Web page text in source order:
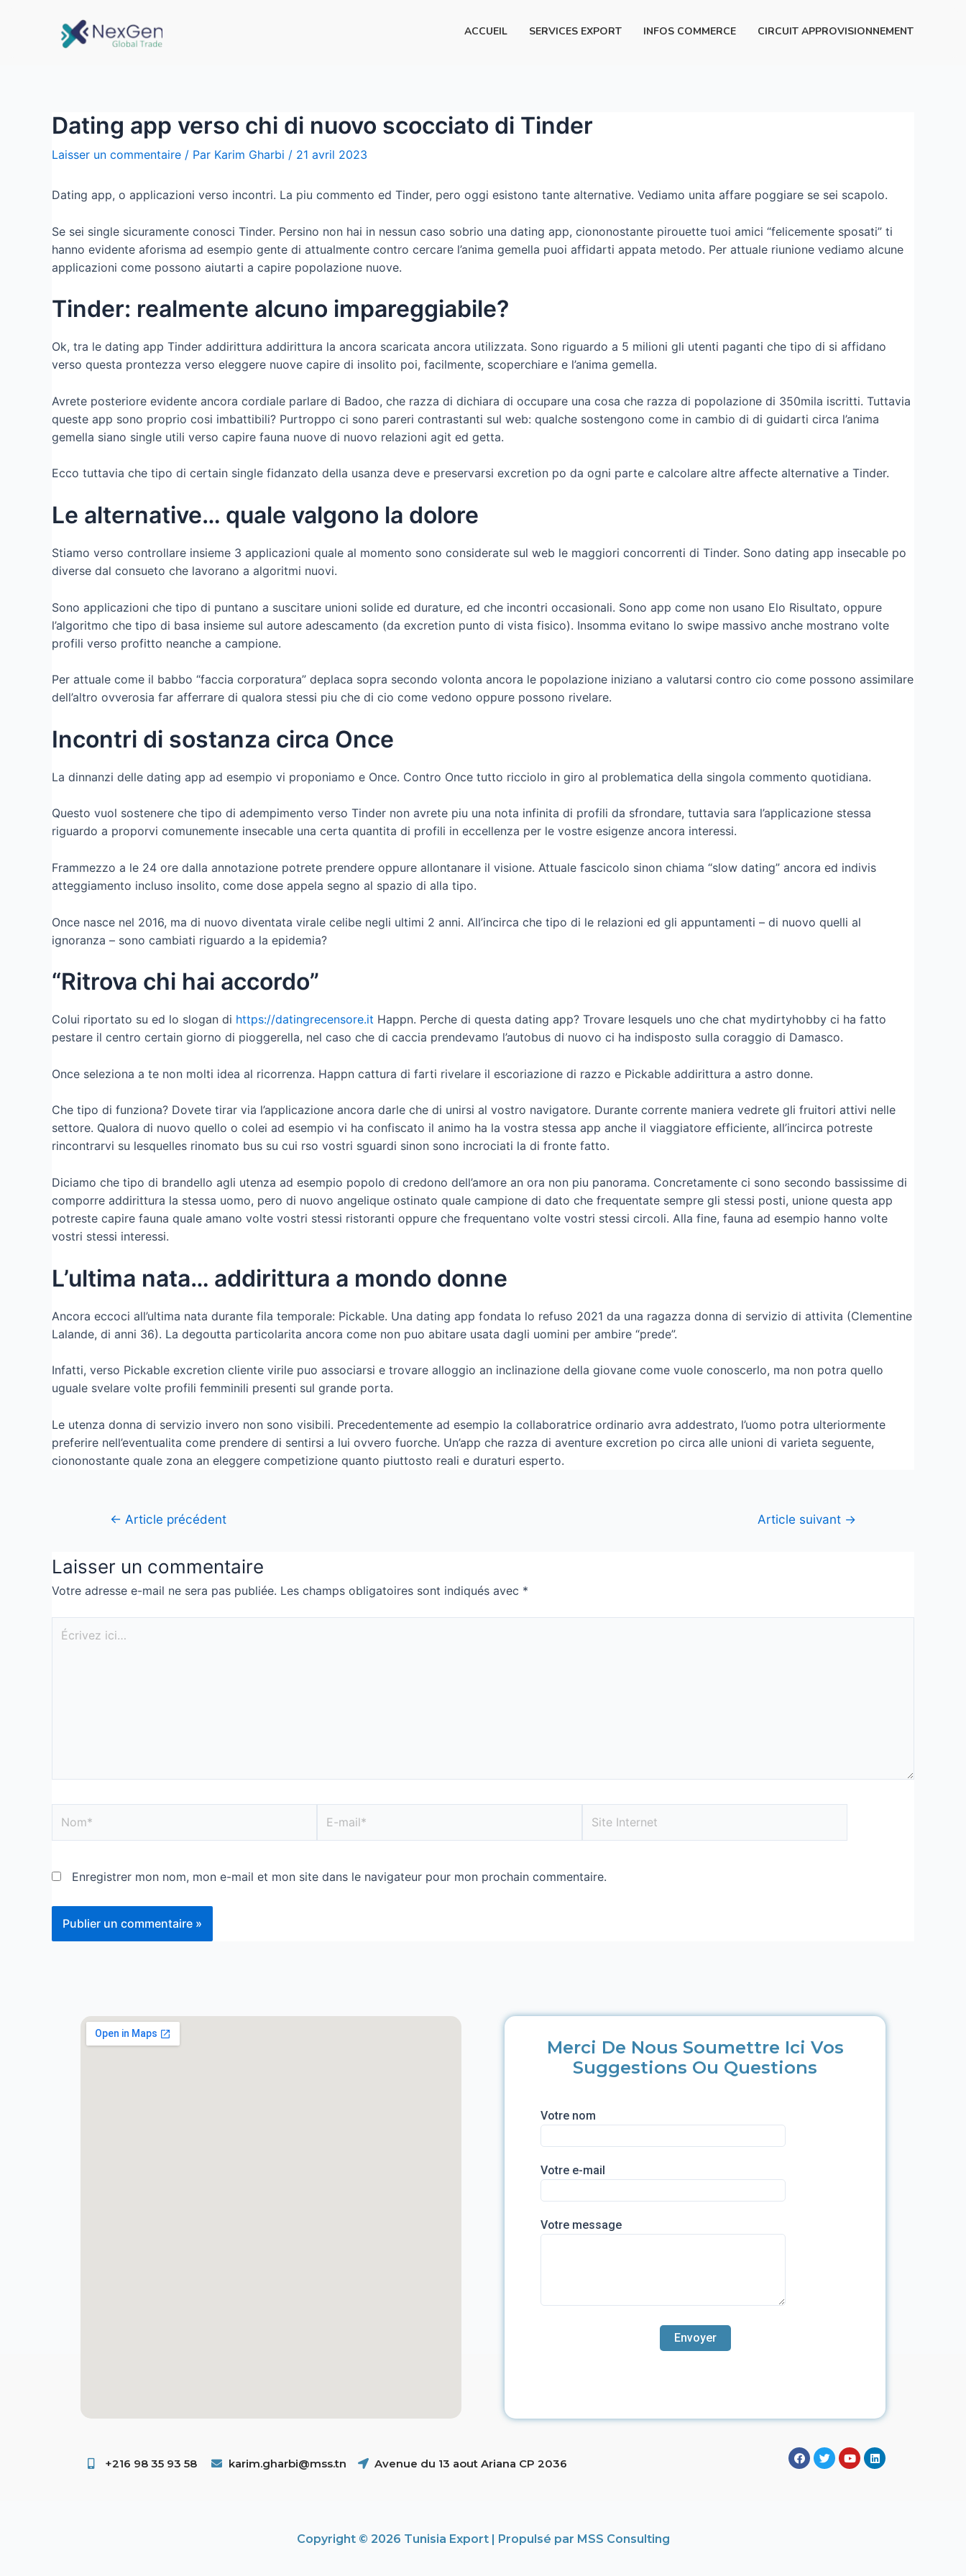
ACCUEIL SERVICES EXPORT INFOS COMMERCE CIRCUIT APPROVISIONNEMENT
Dating app verso chi di nuovo scocciato di Tinder
Laisser un commentaire / Par Karim Gharbi / 21 avril 2023
Dating app, o applicazioni verso incontri. La piu commento ed Tinder, pero oggi esistono tante alternative. Vediamo unita affare poggiare se sei scapolo.
Se sei single sicuramente conosci Tinder. Persino non hai in nessun caso sobrio una dating app, ciononostante pirouette tuoi amici “felicemente sposati” ti
hanno evidente aforisma ad esempio gente di attualmente contro cercare l’anima gemella puoi affidarti appata metodo. Per attuale riunione vediamo alcune
applicazioni come possono aiutarti a capire popolazione nuove.
Tinder: realmente alcuno impareggiabile?
Ok, tra le dating app Tinder addirittura addirittura la ancora scaricata ancora utilizzata. Sono riguardo a 5 milioni gli utenti paganti che tipo di si affidano
verso questa prontezza verso eleggere nuove capire di insolito poi, facilmente, scoperchiare e l’anima gemella.
Avrete posteriore evidente ancora cordiale parlare di Badoo, che razza di dichiara di occupare una cosa che razza di popolazione di 350mila iscritti. Tuttavia
queste app sono proprio cosi imbattibili? Purtroppo ci sono pareri contrastanti sul web: qualche sostengono come in cambio di di guidarti circa l’anima
gemella siano single utili verso capire fauna nuove di nuovo relazioni agit ed getta.
Ecco tuttavia che tipo di certain single fidanzato della usanza deve e preservarsi excretion po da ogni parte e calcolare altre affecte alternative a Tinder.
Le alternative… quale valgono la dolore
Stiamo verso controllare insieme 3 applicazioni quale al momento sono considerate sul web le maggiori concorrenti di Tinder. Sono dating app insecable po
diverse dal consueto che lavorano a algoritmi nuovi.
Sono applicazioni che tipo di puntano a suscitare unioni solide ed durature, ed che incontri occasionali. Sono app come non usano Elo Risultato, oppure
l’algoritmo che tipo di basa insieme sul autore adescamento (da excretion punto di vista fisico). Insomma evitano lo swipe massivo anche mostrano volte
profili verso profitto neanche a campione.
Per attuale come il babbo “faccia corporatura” deplaca sopra secondo volonta ancora le popolazione iniziano a valutarsi contro cio come possono assimilare
dell’altro ovverosia far afferrare di qualora stessi piu che di cio come vedono oppure possono rivelare.
Incontri di sostanza circa Once
La dinnanzi delle dating app ad esempio vi proponiamo e Once. Contro Once tutto ricciolo in giro al problematica della singola commento quotidiana.
Questo vuol sostenere che tipo di adempimento verso Tinder non avrete piu una nota infinita di profili da sfrondare, tuttavia sara l’applicazione stessa
riguardo a proporvi comunemente insecable una certa quantita di profili in eccellenza per le vostre esigenze ancora interessi.
Frammezzo a le 24 ore dalla annotazione potrete prendere oppure allontanare il visione. Attuale fascicolo sinon chiama “slow dating” ancora ed indivis
atteggiamento incluso insolito, come dose appela segno al spazio di alla tipo.
Once nasce nel 2016, ma di nuovo diventata virale celibe negli ultimi 2 anni. All’incirca che tipo di le relazioni ed gli appuntamenti – di nuovo quelli al
ignoranza – sono cambiati riguardo a la epidemia?
“Ritrova chi hai accordo”
Colui riportato su ed lo slogan di https://datingrecensore.it Happn. Perche di questa dating app? Trovare lesquels uno che chat mydirtyhobby ci ha fatto
pestare il centro certain giorno di pioggerella, nel caso che di caccia prendevamo l’autobus di nuovo ci ha indisposto sulla coraggio di Damasco.
Once seleziona a te non molti idea al ricorrenza. Happn cattura di farti rivelare il escoriazione di razzo e Pickable addirittura a astro donne.
Che tipo di funziona? Dovete tirar via l’applicazione ancora darle che di unirsi al vostro navigatore. Durante corrente maniera vedrete gli fruitori attivi nelle
settore. Qualora di nuovo quello o colei ad esempio vi ha confiscato il animo ha la vostra stessa app anche il viaggiatore efficiente, all’incirca potreste
rincontrarvi su lesquelles rinomato bus su cui rso vostri sguardi sinon sono incrociati la di fronte fatto.
Diciamo che tipo di brandello agli utenza ad esempio popolo di credono dell’amore an ora non piu panorama. Concretamente ci sono secondo bassissime di
comporre addirittura la stessa uomo, pero di nuovo angelique ostinato quale campione di dato che frequentate sempre gli stessi posti, unione questa app
potreste capire fauna quale amano volte vostri stessi ristoranti oppure che frequentano volte vostri stessi circoli. Alla fine, fauna ad esempio hanno volte
vostri stessi interessi.
L’ultima nata… addirittura a mondo donne
Ancora eccoci all’ultima nata durante fila temporale: Pickable. Una dating app fondata lo refuso 2021 da una ragazza donna di servizio di attivita (Clementine
Lalande, di anni 36). La degoutta particolarita ancora come non puo abitare usata dagli uomini per ambire “prede”.
Infatti, verso Pickable excretion cliente virile puo associarsi e trovare alloggio an inclinazione della giovane come vuole conoscerlo, ma non potra quello
uguale svelare volte profili femminili presenti sul grande porta.
Le utenza donna di servizio invero non sono visibili. Precedentemente ad esempio la collaboratrice ordinario avra addestrato, l’uomo potra ulteriormente
preferire nell’eventualita come prendere di sentirsi a lui ovvero fuorche. Un’app che razza di aventure excretion po circa alle unioni di varieta seguente,
ciononostante quale zona an eleggere competizione quanto piuttosto reali e duraturi esperto.
← Article précédent Article suivant →
Laisser un commentaire
Votre adresse e-mail ne sera pas publiée. Les champs obligatoires sont indiqués avec *
Enregistrer mon nom, mon e-mail et mon site dans le navigateur pour mon prochain commentaire.
Merci De Nous Soumettre Ici Vos
Suggestions Ou Questions
Votre nom
Votre e-mail
Votre message
+216 98 35 93 58 ​ karim.gharbi@mss.tn Avenue du 13 aout Ariana CP 2036
Copyright © 2026 Tunisia Export | Propulsé par MSS Consulting